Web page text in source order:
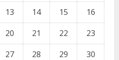
13 14 15
16
20 21 22
23
27 28 29
30